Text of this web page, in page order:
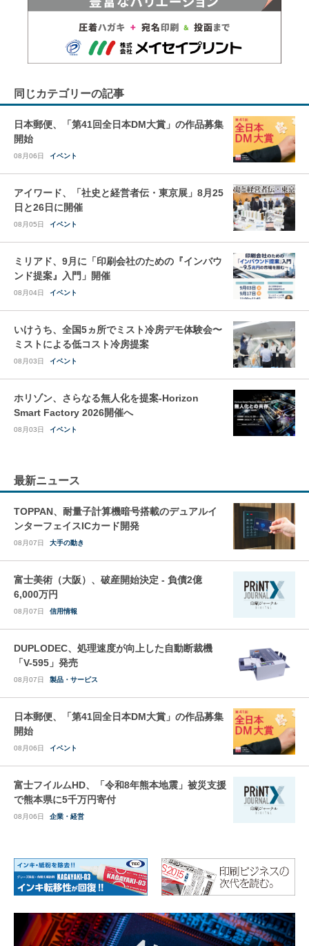
同じカテゴリーの記事
日本郵便、「第41回全日本DM大賞」の作品募集
開始
08月06日 イベント
アイワード、「社史と経営者伝・東京展」8月25
日と26日に開催
08月05日 イベント
ミリアド、9月に「印刷会社のための『インバウ
ンド提案』入門」開催
08月04日 イベント
いけうち、全国5ヵ所でミスト冷房デモ体験会〜
ミストによる低コスト冷房提案
08月03日 イベント
ホリゾン、さらなる無人化を提案-Horizon
Smart Factory 2026開催へ
08月03日 イベント
最新ニュース
TOPPAN、耐量子計算機暗号搭載のデュアルイ
ンターフェイスICカード開発
08月07日 大手の動き
富士美術（大阪）、破産開始決定 - 負債2億
6,000万円
08月07日 信用情報
DUPLODEC、処理速度が向上した自動断裁機
「V-595」発売
08月07日 製品・サービス
日本郵便、「第41回全日本DM大賞」の作品募集
開始
08月06日 イベント
富士フイルムHD、「令和8年熊本地震」被災支援
で熊本県に5千万円寄付
08月06日 企業・経営